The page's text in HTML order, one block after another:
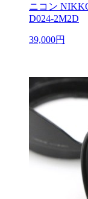
ニコン
D024-2M2D
39,000円